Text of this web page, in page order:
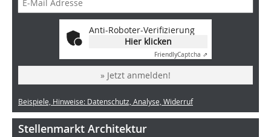
Anti-Roboter-Verifizierung
Hier klicken
FriendlyCaptcha ⇗
» Jetzt anmelden!
Beispiele, Hinweise: Datenschutz, Analyse, Widerruf
Stellenmarkt Architektur